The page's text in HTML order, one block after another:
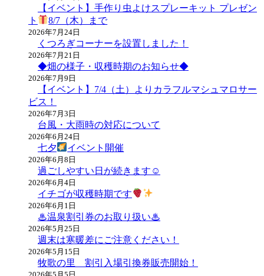
【イベント】手作り虫よけスプレーキット プレゼン
ト
8/7（木）まで
2026年7月24日
くつろぎコーナーを設置しました！
2026年7月21日
◆畑の様子・収穫時期のお知らせ◆
2026年7月9日
【イベント】7/4（土）よりカラフルマシュマロサー
ビス！
2026年7月3日
台風・大雨時の対応について
2026年6月24日
七夕 イベント開催
2026年6月8日
過ごしやすい日が続きます☺
2026年6月4日
イチゴが収穫時期です
2026年6月1日
♨温泉割引券のお取り扱い♨
2026年5月25日
週末は寒暖差にご注意ください！
2026年5月15日
牧歌の里 割引入場引換券販売開始！